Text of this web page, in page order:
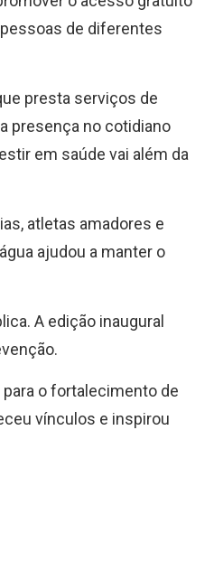
de diferentes
presta serviços de
presença no cotidiano
em saúde vai além da
atletas amadores e
ajudou a manter o
A edição inaugural
o fortalecimento de
vínculos e inspirou